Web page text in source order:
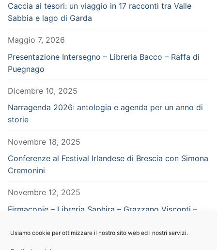
Usiamo cookie per ottimizzare il nostro sito web ed i nostri servizi.
Caccia ai tesori: un viaggio in 17 racconti tra Valle
Sabbia e lago di Garda
Maggio 7, 2026
Presentazione Intersegno – Libreria Bacco – Raffa di
Puegnago
Dicembre 10, 2025
Narragenda 2026: antologia e agenda per un anno di
storie
Novembre 18, 2025
Conferenze al Festival Irlandese di Brescia con Simona
Cremonini
Novembre 12, 2025
Firmacopie – Libreria Saphira – Grazzano Visconti –